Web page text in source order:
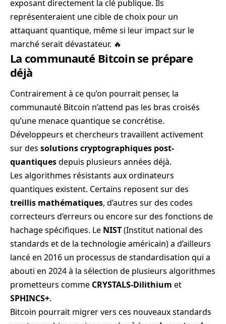
exposant directement la clé publique. Ils
représenteraient une cible de choix pour un
attaquant quantique, même si leur impact sur le
marché serait dévastateur. 🔥
La communauté Bitcoin se prépare
déjà
Contrairement à ce qu’on pourrait penser, la
communauté Bitcoin n’attend pas les bras croisés
qu’une menace quantique se concrétise.
Développeurs et chercheurs travaillent activement
sur des solutions cryptographiques post-
quantiquesdepuis plusieurs années déjà.
Les algorithmes résistants aux ordinateurs
quantiques existent. Certains reposent sur des
treillis mathématiques, d’autres sur des codes
correcteurs d’erreurs ou encore sur des fonctions de
hachage spécifiques. Le NIST(Institut national des
standards et de la technologie américain) a d’ailleurs
lancé en 2016 un processus de standardisation qui a
abouti en 2024 à la sélection de plusieurs algorithmes
prometteurs comme CRYSTALS-Dilithium et
SPHINCS+.
Bitcoin pourrait migrer vers ces nouveaux standards